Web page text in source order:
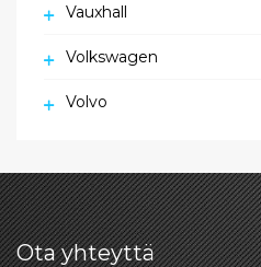
Vauxhall
Volkswagen
Volvo
Ota yhteyttä